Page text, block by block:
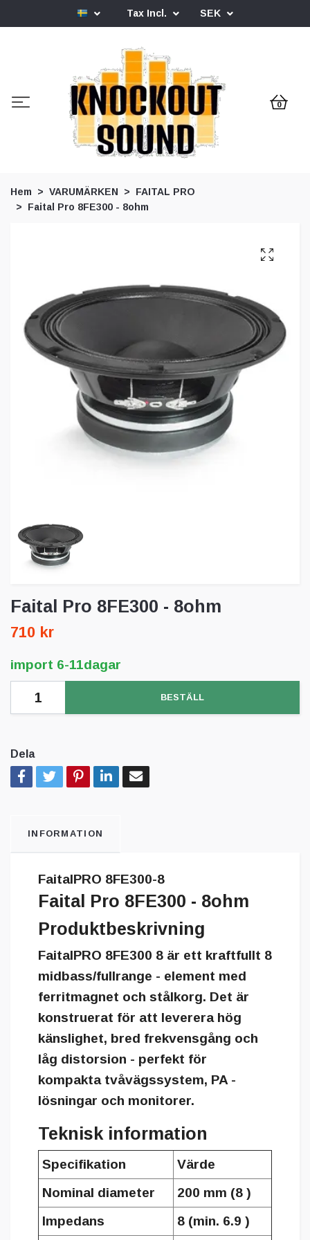
Tax Incl. SEK
0
Hem VARUMÄRKEN
FAITAL PRO
Faital Pro 8FE300 - 8ohm
Faital Pro 8FE300 - 8ohm
710 kr
import 6-11dagar
BESTÄLL
Dela
INFORMATION
FaitalPRO 8FE300-8
Faital Pro 8FE300 - 8ohm
Produktbeskrivning
FaitalPRO 8FE300 8 är ett kraftfullt 8
midbass/fullrange - element med
ferritmagnet och stålkorg. Det är
konstruerat för att leverera hög
känslighet, bred frekvensgång och
låg distorsion - perfekt för
kompakta tvåvägssystem, PA -
lösningar och monitorer.
Teknisk information
Specifikation
Värde
Nominal diameter
200 mm (8 )
Impedans
8 (min. 6.9 )